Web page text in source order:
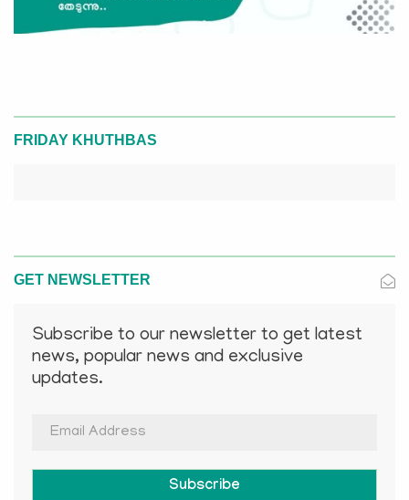
FRIDAY KHUTHBAS
GET NEWSLETTER
Subscribe to our newsletter to get latest
news, popular news and exclusive
updates.
Subscribe